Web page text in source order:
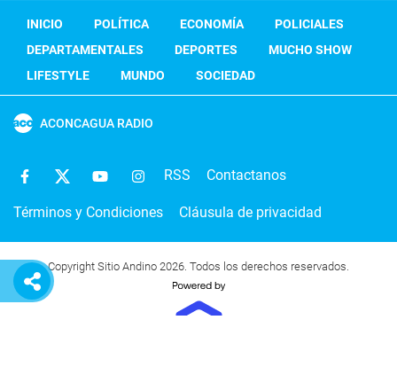
INICIO POLÍTICA ECONOMÍA
POLICIALES
DEPARTAMENTALES
DEPORTES
MUCHO SHOW
LIFESTYLE
MUNDO SOCIEDAD
ACONCAGUA RADIO
RSS Contactanos
Términos y Condiciones Cláusula de privacidad
Copyright Sitio Andino 2026. Todos los derechos reservados.